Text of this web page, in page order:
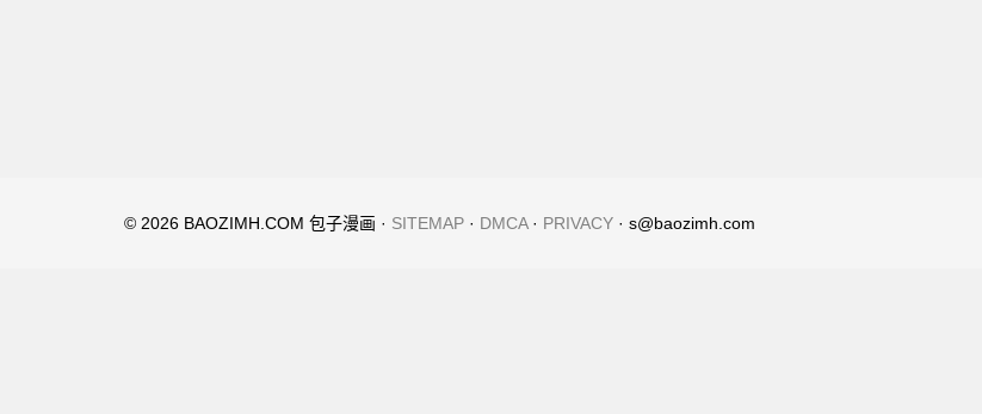
© 2026 BAOZIMH.COM 包子漫画 · SITEMAP · DMCA· PRIVACY · s@baozimh.com